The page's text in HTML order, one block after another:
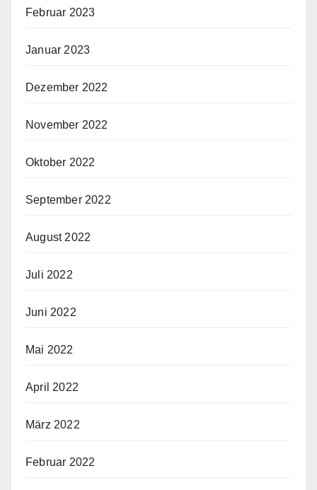
Februar 2023
Januar 2023
Dezember 2022
November 2022
Oktober 2022
September 2022
August 2022
Juli 2022
Juni 2022
Mai 2022
April 2022
März 2022
Februar 2022